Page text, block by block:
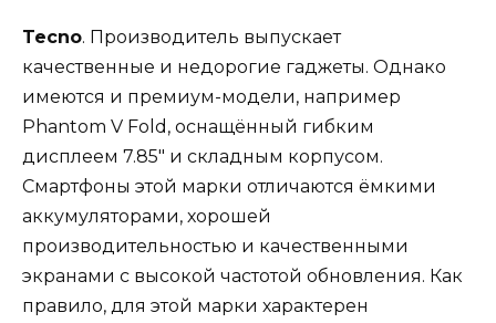
Tecno. Производитель выпускает
качественные и недорогие гаджеты. Однако
имеются и премиум-модели, например
Phantom V Fold, оснащённый гибким
дисплеем 7.85″ и складным корпусом.
Смартфоны этой марки отличаются ёмкими
аккумуляторами, хорошей
производительностью и качественными
экранами с высокой частотой обновления. Как
правило, для этой марки характерен